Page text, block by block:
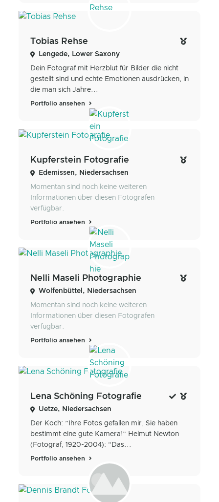
Tobias Rehse
Lengede, Lower Saxony
Dein Fotograf mit Herzblut für Bilder die nicht
gestellt sind und echte Emotionen ausdrücken, in
die man sich Jahre...
Portfolio ansehen
Kupferstein Fotografie
Edemissen, Niedersachsen
Momentan sind noch keine weiteren
Informationen über diesen Fotografen
verfügbar.
Portfolio ansehen
Nelli Maseli Photographie
Wolfenbüttel, Niedersachsen
Momentan sind noch keine weiteren
Informationen über diesen Fotografen
verfügbar.
Portfolio ansehen
Lena Schöning Fotografie
Uetze, Niedersachsen
Der Koch: ”Ihre Fotos gefallen mir, Sie haben
bestimmt eine gute Kamera!” Helmut Newton
(Fotograf, 1920-2004): ”Das...
Portfolio ansehen